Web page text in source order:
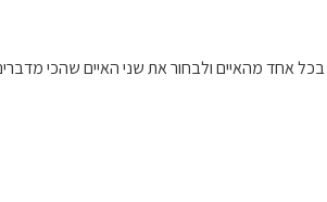
בכל אחד מהאיים ולבחור את שני האיים שהכי